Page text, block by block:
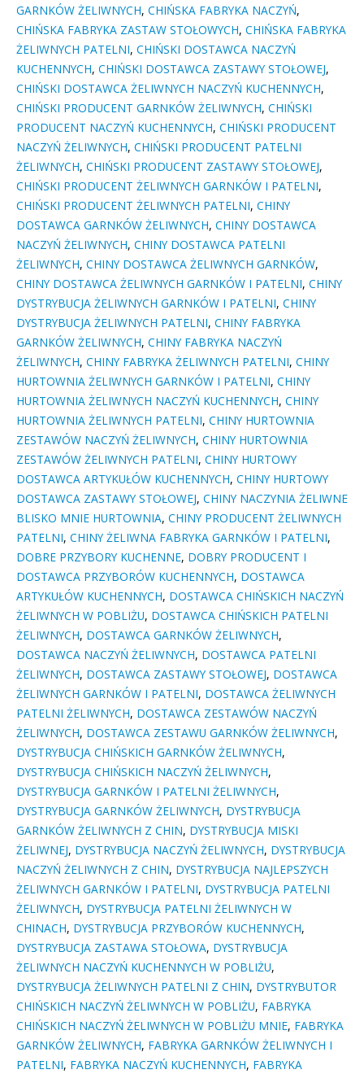
GARNKÓW ŻELIWNYCH, CHIŃSKA FABRYKA NACZYŃ,
CHIŃSKA FABRYKA ZASTAW STOŁOWYCH, CHIŃSKA FABRYKA
ŻELIWNYCH PATELNI, CHIŃSKI DOSTAWCA NACZYŃ
KUCHENNYCH, CHIŃSKI DOSTAWCA ZASTAWY STOŁOWEJ,
CHIŃSKI DOSTAWCA ŻELIWNYCH NACZYŃ KUCHENNYCH,
CHIŃSKI PRODUCENT GARNKÓW ŻELIWNYCH, CHIŃSKI
PRODUCENT NACZYŃ KUCHENNYCH, CHIŃSKI PRODUCENT
NACZYŃ ŻELIWNYCH, CHIŃSKI PRODUCENT PATELNI
ŻELIWNYCH, CHIŃSKI PRODUCENT ZASTAWY STOŁOWEJ,
CHIŃSKI PRODUCENT ŻELIWNYCH GARNKÓW I PATELNI,
CHIŃSKI PRODUCENT ŻELIWNYCH PATELNI, CHINY
DOSTAWCA GARNKÓW ŻELIWNYCH, CHINY DOSTAWCA
NACZYŃ ŻELIWNYCH, CHINY DOSTAWCA PATELNI
ŻELIWNYCH, CHINY DOSTAWCA ŻELIWNYCH GARNKÓW,
CHINY DOSTAWCA ŻELIWNYCH GARNKÓW I PATELNI, CHINY
DYSTRYBUCJA ŻELIWNYCH GARNKÓW I PATELNI, CHINY
DYSTRYBUCJA ŻELIWNYCH PATELNI, CHINY FABRYKA
GARNKÓW ŻELIWNYCH, CHINY FABRYKA NACZYŃ
ŻELIWNYCH, CHINY FABRYKA ŻELIWNYCH PATELNI, CHINY
HURTOWNIA ŻELIWNYCH GARNKÓW I PATELNI, CHINY
HURTOWNIA ŻELIWNYCH NACZYŃ KUCHENNYCH, CHINY
HURTOWNIA ŻELIWNYCH PATELNI, CHINY HURTOWNIA
ZESTAWÓW NACZYŃ ŻELIWNYCH, CHINY HURTOWNIA
ZESTAWÓW ŻELIWNYCH PATELNI, CHINY HURTOWY
DOSTAWCA ARTYKUŁÓW KUCHENNYCH, CHINY HURTOWY
DOSTAWCA ZASTAWY STOŁOWEJ, CHINY NACZYNIA ŻELIWNE
BLISKO MNIE HURTOWNIA, CHINY PRODUCENT ŻELIWNYCH
PATELNI, CHINY ŻELIWNA FABRYKA GARNKÓW I PATELNI,
DOBRE PRZYBORY KUCHENNE, DOBRY PRODUCENT I
DOSTAWCA PRZYBORÓW KUCHENNYCH, DOSTAWCA
ARTYKUŁÓW KUCHENNYCH, DOSTAWCA CHIŃSKICH NACZYŃ
ŻELIWNYCH W POBLIŻU, DOSTAWCA CHIŃSKICH PATELNI
ŻELIWNYCH, DOSTAWCA GARNKÓW ŻELIWNYCH,
DOSTAWCA NACZYŃ ŻELIWNYCH, DOSTAWCA PATELNI
ŻELIWNYCH, DOSTAWCA ZASTAWY STOŁOWEJ, DOSTAWCA
ŻELIWNYCH GARNKÓW I PATELNI, DOSTAWCA ŻELIWNYCH
PATELNI ŻELIWNYCH, DOSTAWCA ZESTAWÓW NACZYŃ
ŻELIWNYCH, DOSTAWCA ZESTAWU GARNKÓW ŻELIWNYCH,
DYSTRYBUCJA CHIŃSKICH GARNKÓW ŻELIWNYCH,
DYSTRYBUCJA CHIŃSKICH NACZYŃ ŻELIWNYCH,
DYSTRYBUCJA GARNKÓW I PATELNI ŻELIWNYCH,
DYSTRYBUCJA GARNKÓW ŻELIWNYCH, DYSTRYBUCJA
GARNKÓW ŻELIWNYCH Z CHIN, DYSTRYBUCJA MISKI
ŻELIWNEJ, DYSTRYBUCJA NACZYŃ ŻELIWNYCH, DYSTRYBUCJA
NACZYŃ ŻELIWNYCH Z CHIN, DYSTRYBUCJA NAJLEPSZYCH
ŻELIWNYCH GARNKÓW I PATELNI, DYSTRYBUCJA PATELNI
ŻELIWNYCH, DYSTRYBUCJA PATELNI ŻELIWNYCH W
CHINACH, DYSTRYBUCJA PRZYBORÓW KUCHENNYCH,
DYSTRYBUCJA ZASTAWA STOŁOWA, DYSTRYBUCJA
ŻELIWNYCH NACZYŃ KUCHENNYCH W POBLIŻU,
DYSTRYBUCJA ŻELIWNYCH PATELNI Z CHIN, DYSTRYBUTOR
CHIŃSKICH NACZYŃ ŻELIWNYCH W POBLIŻU, FABRYKA
CHIŃSKICH NACZYŃ ŻELIWNYCH W POBLIŻU MNIE, FABRYKA
GARNKÓW ŻELIWNYCH, FABRYKA GARNKÓW ŻELIWNYCH I
PATELNI, FABRYKA NACZYŃ KUCHENNYCH, FABRYKA